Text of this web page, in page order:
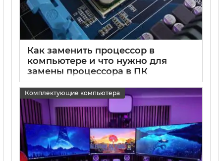
Как заменить процессор в
компьютере и что нужно для
замены процессора в ПК
Комплектующие компьютера